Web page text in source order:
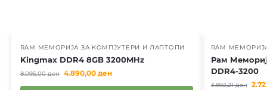
RAM МЕМОРИЈА ЗА КОМПЈУТЕРИ И ЛАПТОПИ
Kingmax DDR4 8GB 3200MHz
8.095,00ден 4.890,00 ден
RAM
Рам
DDR4-3200
3.892,21ден